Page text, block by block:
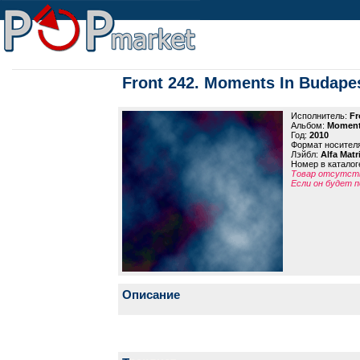
Front 242. Moments In
Исполнитель:
Альбом:
Год: 2010
Формат
Лэйбл: Alfa
Номер в
Товар
Если он будет
Описание